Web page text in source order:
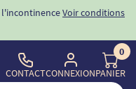
Voir conditions
CONTACTCONNEXION
0
PANIER